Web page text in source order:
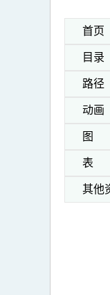
首页
目录
路径
动画
图
表
其他